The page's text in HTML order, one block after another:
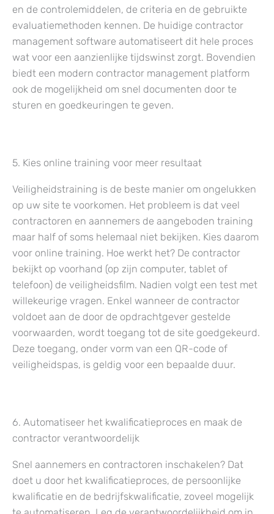
en de controlemiddelen, de criteria en de gebruikte
evaluatiemethoden kennen. De huidige contractor
management software automatiseert dit hele proces
wat voor een aanzienlijke tijdswinst zorgt. Bovendien
biedt een modern contractor management platform
ook de mogelijkheid om snel documenten door te
sturen en goedkeuringen te geven.
5. Kies online training voor meer resultaat
Veiligheidstraining is de beste manier om ongelukken
op uw site te voorkomen. Het probleem is dat veel
contractoren en aannemers de aangeboden training
maar half of soms helemaal niet bekijken. Kies daarom
voor online training. Hoe werkt het? De contractor
bekijkt op voorhand (op zijn computer, tablet of
telefoon) de veiligheidsfilm. Nadien volgt een test met
willekeurige vragen. Enkel wanneer de contractor
voldoet aan de door de opdrachtgever gestelde
voorwaarden, wordt toegang tot de site goedgekeurd.
Deze toegang, onder vorm van een QR-code of
veiligheidspas, is geldig voor een bepaalde duur.
6. Automatiseer het kwalificatieproces en maak de
contractor verantwoordelijk
Snel aannemers en contractoren inschakelen? Dat
doet u door het kwalificatieproces, de persoonlijke
kwalificatie en de bedrijfskwalificatie, zoveel mogelijk